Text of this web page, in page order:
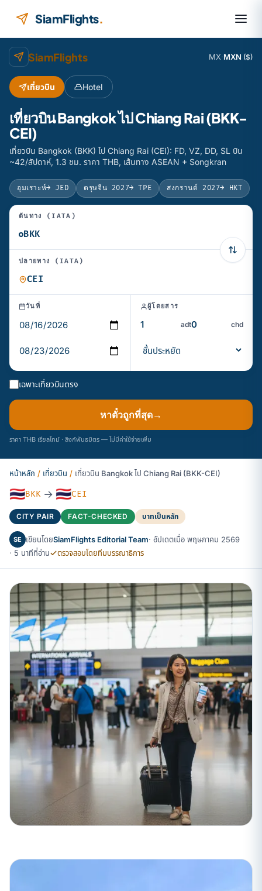
SiamFlights.
SiamFlights MX·MXN ($)
เที่ยวบิน Hotel
เที่ยวบิน Bangkok ไป Chiang Rai (BKK-
CEI)
เที่ยวบิน Bangkok (BKK) ไป Chiang Rai (CEI): FD, VZ, DD, SL บิน
~42/สัปดาห์, 1.3 ชม. ราคา THB, เส้นทาง ASEAN + Songkran
อุมเราะห์→ JED ตรุษจีน 2027→ TPE สงกรานต์ 2027→ HKT
ต้นทาง (IATA)
ปลายทาง (IATA)
วันที่ ผู้โดยสาร
adt chd
เฉพาะเที่ยวบินตรง
หาตั๋วถูกที่สุด→
ราคา THB เรียลไทม์ · ลิงก์พันธมิตร — ไม่มีค่าใช้จ่ายเพิ่ม
หน้าหลัก / เที่ยวบิน / เที่ยวบิน Bangkok ไป Chiang Rai (BKK-CEI)
🇹🇭BKK → 🇹🇭CEI
CITY PAIR FACT-CHECKED บาทเป็นหลัก
SE เขียนโดยSiamFlights Editorial Team· อัปเดตเมื่อ พฤษภาคม 2569
· 5 นาทีที่อ่าน
ตรวจสอบโดยทีมบรรณาธิการ